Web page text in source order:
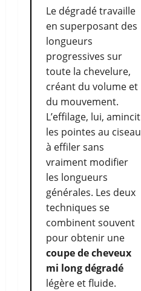
Le dégradé travaille
en superposant des
longueurs
progressives sur
toute la chevelure,
créant du volume et
du mouvement.
L’effilage, lui, amincit
les pointes au ciseau
à effiler sans
vraiment modifier
les longueurs
générales. Les deux
techniques se
combinent souvent
pour obtenir une
coupe de cheveux
mi long dégradé
légère et fluide.